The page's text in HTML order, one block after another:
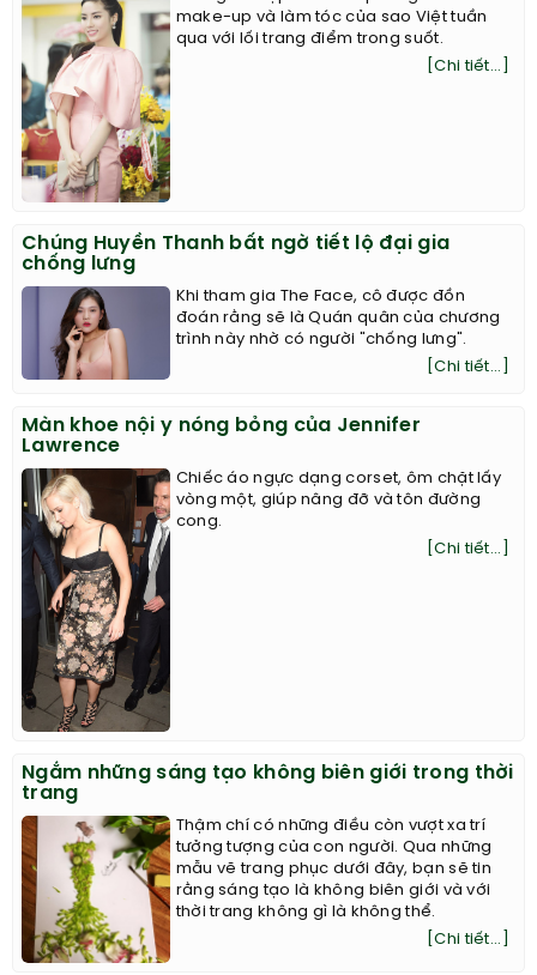
make-up và làm tóc của sao Việt tuần
qua với lối trang điểm trong suốt.
[Chi tiết...]
Chúng Huyền Thanh bất ngờ tiết lộ đại gia
chống lưng
Khi tham gia The Face, cô được đồn
đoán rằng sẽ là Quán quân của chương
trình này nhờ có người "chống lưng".
[Chi tiết...]
Màn khoe nội y nóng bỏng của Jennifer
Lawrence
Chiếc áo ngực dạng corset, ôm chặt lấy
vòng một, giúp nâng đỡ và tôn đường
cong.
[Chi tiết...]
Ngắm những sáng tạo không biên giới trong thời
trang
Thậm chí có những điều còn vượt xa trí
tưởng tượng của con người. Qua những
mẫu vẽ trang phục dưới đây, bạn sẽ tin
rằng sáng tạo là không biên giới và với
thời trang không gì là không thể.
[Chi tiết...]